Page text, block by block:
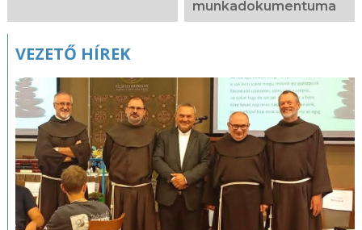
munkadokumentuma
VEZETŐ HÍREK